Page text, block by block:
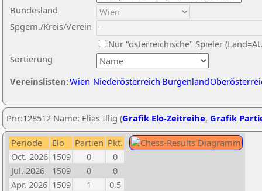
Sortierung
Bundesland
Spgem./Kreis/Verein
Nur "österreichische" Spieler
Vereinslisten:Wien Niederösterreich Burgenland
Pnr:128512 Name: Elias Illig (Grafik Elo-Zeitreihe, Grafik
Periode Elo Partien Pkt.
Oct. 2026 1509 0
0
Jul. 2026
1509 0
0
Apr. 2026 1509 1
0,5